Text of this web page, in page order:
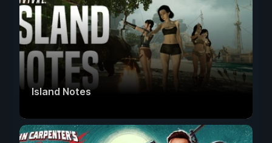
Island Notes